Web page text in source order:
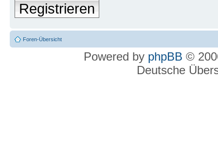
Registrieren
Foren-Übersicht
Powered by phpBB ©
Deutsche